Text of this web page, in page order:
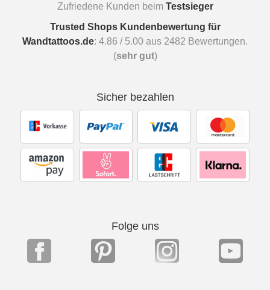
Zufriedene Kunden beim Testsieger
Trusted Shops Kundenbewertung für
Wandtattoos.de: 4.86 / 5.00 aus 2482 Bewertungen.
(sehr gut)
Sicher bezahlen
Folge uns